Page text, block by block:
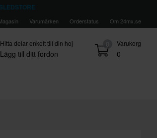
SLEDSTORE
Varumärken Orderstatus Om 24mx.se
0 Varukorg
0
Hitta delar enkelt till din hoj
Lägg till ditt fordon